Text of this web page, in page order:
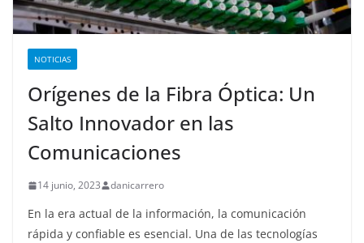
NOTICIAS
Orígenes de la Fibra Óptica: Un
Salto Innovador en las
Comunicaciones
14 junio, 2023 danicarrero
En la era actual de la información, la comunicación
rápida y confiable es esencial. Una de las tecnologías